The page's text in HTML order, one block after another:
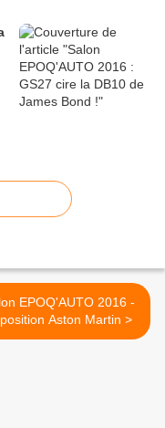
EPOQ'AUTO 2016 -
Exposition Aston Martin >